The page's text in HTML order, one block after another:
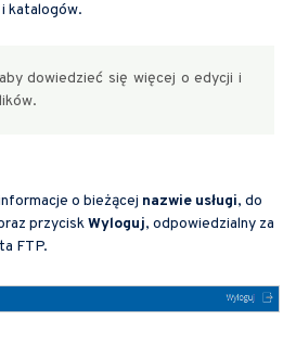
katalogów.
dowiedzieć się więcej o edycji i
o bieżącej nazwie usługi, do
przyciskWyloguj, odpowiedzialny za
FTP.